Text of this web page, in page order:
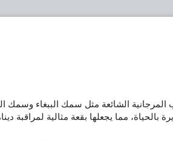
المرجانية الشائعة مثل سمك الببغاء
مما يجعلها بقعة مثالية لمراقبة